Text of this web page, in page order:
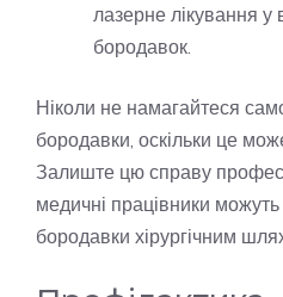
лазерне лікування у
бородавок.
Ніколи не намагайтеся
бородавки, оскільки це
Залиште цю справу
медичні працівники
бородавки хірургічним